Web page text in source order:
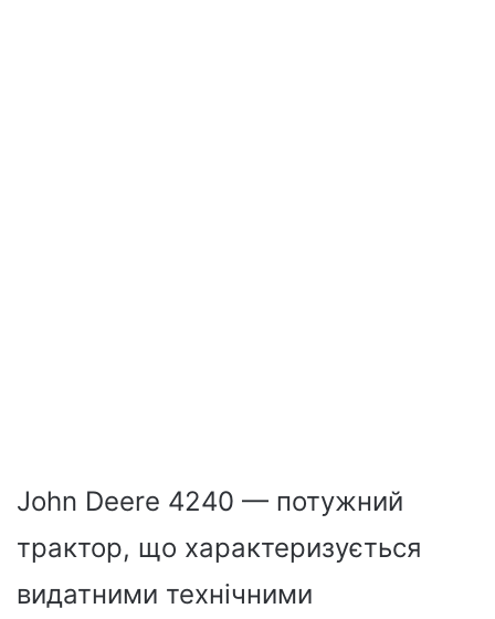
John Deere 4240 — потужний
трактор, що характеризується
видатними технічними